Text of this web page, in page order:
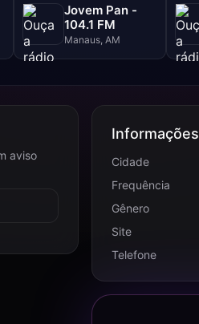
Jovem Pan -
104.1 FM
Manaus, AM
aviso
Informações
Cidade
Frequência
Gênero
Site
Telefone